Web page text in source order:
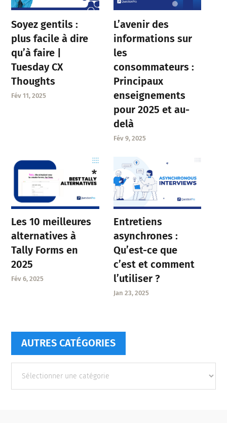
Soyez gentils :
plus facile à dire
qu’à faire |
Tuesday CX
Thoughts
Fév 11, 2025
L’avenir des
informations sur
les
consommateurs :
Principaux
enseignements
pour 2025 et au-
delà
Fév 9, 2025
Les 10 meilleures
alternatives à
Tally Forms en
2025
Fév 6, 2025
Entretiens
asynchrones :
Qu’est-ce que
c’est et comment
l’utiliser ?
Jan 23, 2025
AUTRES CATÉGORIES
catégories